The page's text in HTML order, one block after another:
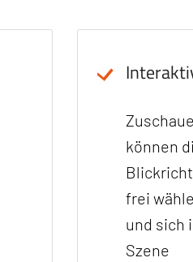
können
frei
und sich
Szene